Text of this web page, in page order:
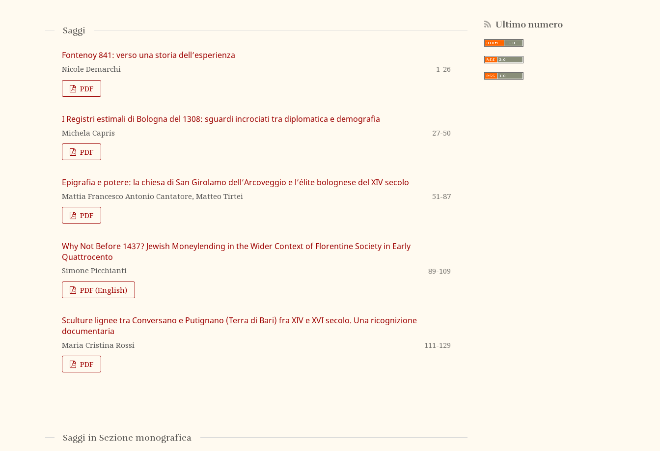
Saggi
Fontenoy 841: verso una storia dell’esperienza
Nicole Demarchi
1-26
PDF
I Registri estimali di Bologna del 1308: sguardi incrociati tra diplomatica e demografia
Michela Capris
27-50
PDF
Epigrafia e potere: la chiesa di San Girolamo dell’Arcoveggio e l’élite bolognese del XIV secolo
Mattia Francesco Antonio Cantatore, Matteo Tirtei
51-87
PDF
Why Not Before 1437? Jewish Moneylending in the Wider Context of Florentine Society in Early
Quattrocento
Simone Picchianti
89-109
PDF (English)
Sculture lignee tra Conversano e Putignano (Terra di Bari) fra XIV e XVI secolo. Una ricognizione
documentaria
Maria Cristina Rossi
111-129
PDF
Saggi in Sezione monografica
Ultimo numero